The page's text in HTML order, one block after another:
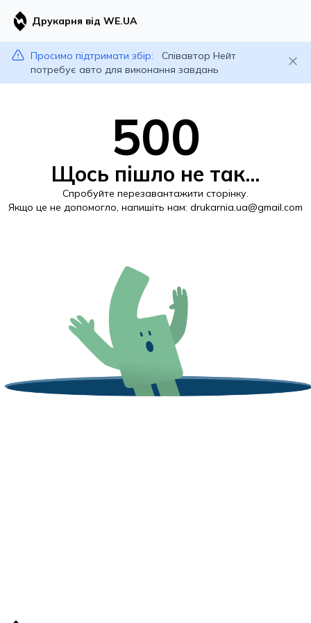
Друкарня від WE.UA
Просимо підтримати збір:
Співавтор Нейт
потребує авто для виконання завдань
500
Щось пішло не так...
Спробуйте перезавантажити сторінку.
Якщо це не допомогло, напишіть нам: drukarnia.ua@gmail.com